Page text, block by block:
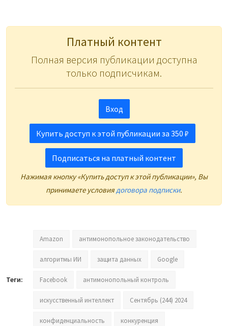
Платный контент
Полная версия публикации доступна
только подписчикам.
Вход
Купить доступ к этой публикации за 350 ₽
Подписаться на платный контент
Нажимая кнопку «Купить доступ к этой публикации», Вы
принимаете условия договора подписки.
Теги:
Amazon антимонопольное законодательство
алгоритмы ИИ защита данных Google
Facebook антимонопольный контроль
искусственный интеллект Сентябрь (244) 2024
конфиденциальность конкуренция